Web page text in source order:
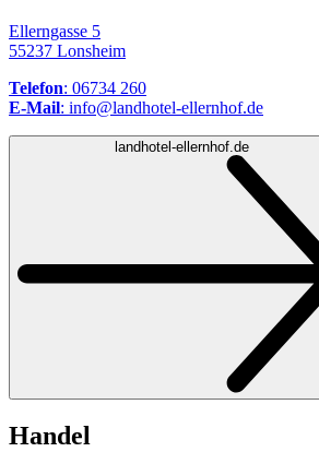
Ellerngasse 5
55237 Lonsheim
Telefon: 06734 260
E-Mail: info@landhotel-ellernhof.de
landhotel-ellernhof.de
Handel